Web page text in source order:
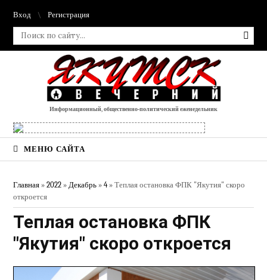
Вход Регистрация
Информационный, общественно-политический еженедельник
МЕНЮ САЙТА
Главная »2022 » Декабрь » 4» Теплая остановка ФПК "Якутия" скоро
откроется
Теплая остановка ФПК
"Якутия" скоро откроется